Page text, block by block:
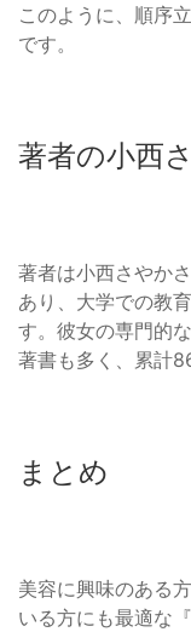
このように、順序
です。
著者の小西
著者は小西さやか
あり、大学での教
す。彼女の専門的
著書も多く、累計
まとめ
美容に興味のある
いる方にも最適な